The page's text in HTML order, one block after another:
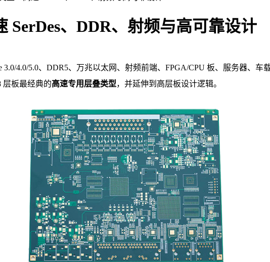
、DDR、射频与高可靠设计
3.0/4.0/5.0、DDR5、万兆以太网、射频前端、FPGA/CPU 板、服务器、
层板最经典的高速专用层叠类型，并延伸到高层板设计逻辑。